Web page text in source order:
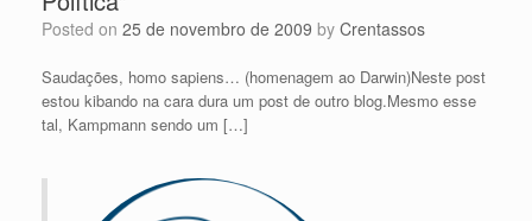
Posted on 25 de novembro de 2009 by Crentassos
Saudações, homo sapiens… (homenagem ao Darwin)Neste post
estou kibando na cara dura um post de outro blog.Mesmo esse
tal, Kampmann sendo um […]